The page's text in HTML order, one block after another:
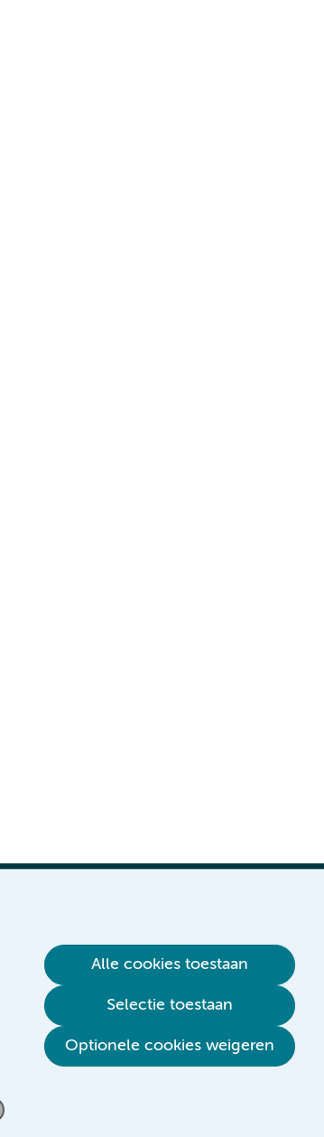
Alle cookies toestaan
Selectie toestaan
Optionele cookies weigeren
Verwijzen & diagnostiek